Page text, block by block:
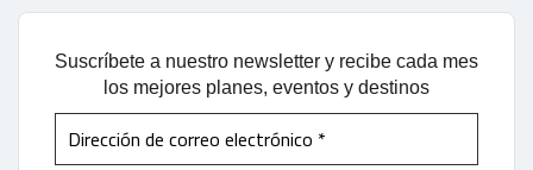
Suscríbete a nuestro newsletter y recibe cada mes
los mejores planes, eventos y destinos